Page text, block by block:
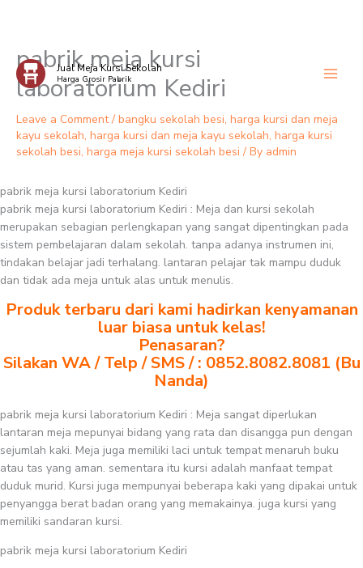
Skip
content
Jual Meja Kursi Sekolah
Harga Grosir Pabrik
pabrik meja kursi
laboratorium Kediri
Leave a Comment / bangku sekolah besi, harga kursi dan meja
kayu sekolah, harga kursi dan meja kayu sekolah, harga kursi
sekolah besi, harga meja kursi sekolah besi / By admin
pabrik meja kursi laboratorium Kediri
pabrik meja kursi laboratorium Kediri : Meja dan kursi sekolah
merupakan sebagian perlengkapan yang sangat dipentingkan pada
sistem pembelajaran dalam sekolah. tanpa adanya instrumen ini,
tindakan belajar jadi terhalang. lantaran pelajar tak mampu duduk
dan tidak ada meja untuk alas untuk menulis.
Produk terbaru dari kami hadirkan kenyamanan
luar biasa untuk kelas!
Penasaran?
Silakan WA / Telp / SMS / : 0852.8082.8081 (Bu
Nanda)
pabrik meja kursi laboratorium Kediri : Meja sangat diperlukan
lantaran meja mepunyai bidang yang rata dan disangga pun dengan
sejumlah kaki. Meja juga memiliki laci untuk tempat menaruh buku
atau tas yang aman. sementara itu kursi adalah manfaat tempat
duduk murid. Kursi juga mempunyai beberapa kaki yang dipakai untuk
penyangga berat badan orang yang memakainya. juga kursi yang
memiliki sandaran kursi.
pabrik meja kursi laboratorium Kediri